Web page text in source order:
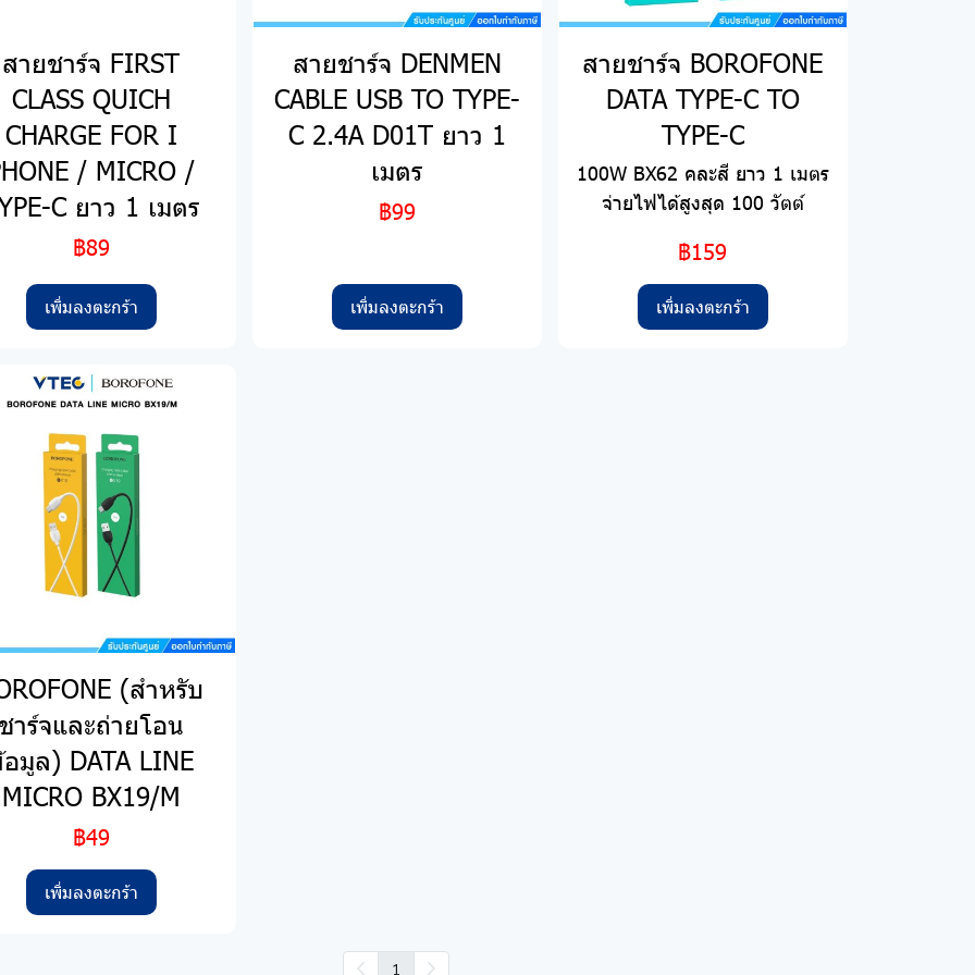
สายชาร์จ FIRST
CLASS QUICH
CHARGE FOR I
/ MICRO /
C ยาว 1 เมตร
฿89
เพิ่มลงตะกร้า
สายชาร์จ DENMEN
CABLE USB TO TYPE-
C 2.4A D01T ยาว 1
เมตร
฿99
เพิ่มลงตะกร้า
สายชาร์จ BOROFONE
DATA TYPE-C TO
TYPE-C
100W BX62 คละสี ยาว 1 เมตร
จ่ายไฟได้สูงสุด 100 วัตต์
฿159
เพิ่มลงตะกร้า
(สำหรับ
าร์จและถ่ายโอน
มูล) DATA LINE
MICRO BX19/M
฿49
เพิ่มลงตะกร้า
1